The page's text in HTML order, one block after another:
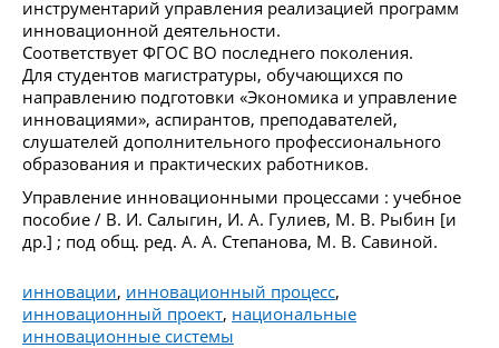
инструментарий управления реализацией программ
инновационной деятельности.
Соответствует ФГОС ВО последнего поколения.
Для студентов магистратуры, обучающихся по
направлению подготовки «Экономика и управление
инновациями», аспирантов, преподавателей,
слушателей дополнительного профессионального
образования и практических работников.
Управление инновационными процессами : учебное
пособие / В. И. Салыгин, И. А. Гулиев, М. В. Рыбин [и
др.] ; под общ. ред. А. А. Степанова, М. В. Савиной.
инновации, инновационный процесс,
инновационный проект, национальные
инновационные системы